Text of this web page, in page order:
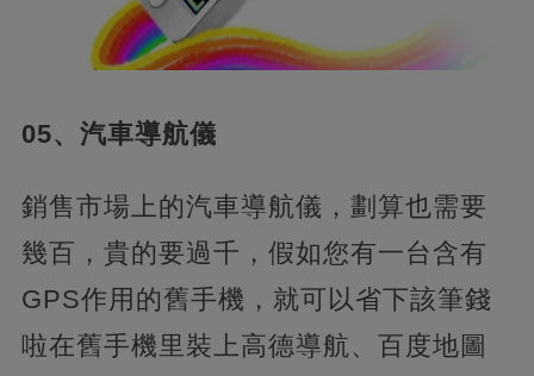
05、汽車導航儀
銷售市場上的汽車導航儀，劃算也需要
幾百，貴的要過千，假如您有一台含有
GPS作用的舊手機，就可以省下該筆錢
啦在舊手機里裝上高德導航、百度地圖